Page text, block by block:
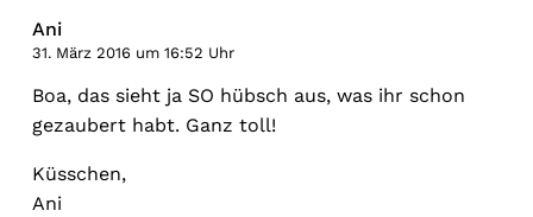
Ani
31. März 2016 um 16:52 Uhr
Boa, das sieht ja SO hübsch aus, was ihr schon
gezaubert habt. Ganz toll!
Küsschen,
Ani